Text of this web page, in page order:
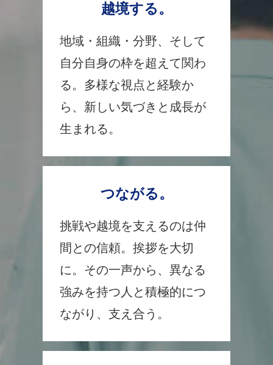
越境する。
地域・組織・分野、そして
自分自身の枠を超えて関わ
る。多様な視点と経験か
ら、新しい気づきと成長が
生まれる。
つながる。
挑戦や越境を支えるのは仲
間との信頼。挨拶を大切
に。その一声から、異なる
強みを持つ人と積極的につ
ながり、支え合う。